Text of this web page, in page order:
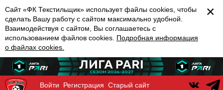
×
Сайт «ФК Текстильщик» использует файлы cookies, чтобы
сделать Вашу работу с сайтом максимально удобной.
Взаимодействуя с сайтом, Вы соглашаетесь с
использованием файлов cookies. Подробная информация
о файлах cookies.
Войти Регистрация Старый сайт